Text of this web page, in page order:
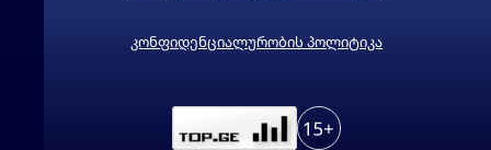
კონფიდენციალურობის პოლიტიკა